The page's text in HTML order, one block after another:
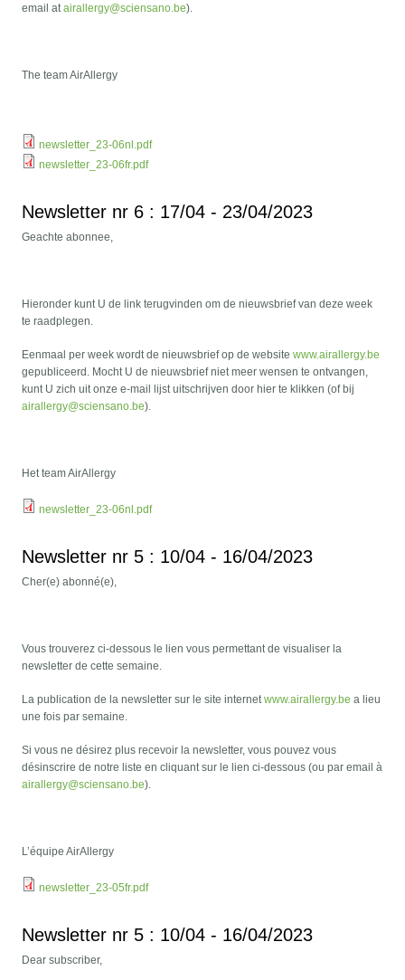
email atairallergy@sciensano.be).
The team AirAllergy
newsletter_23-06nl.pdf
newsletter_23-06fr.pdf
Newsletter nr 6 : 17/04 - 23/04/2023
Geachte abonnee,
Hieronder kunt U de link terugvinden om de nieuwsbrief van deze week
te raadplegen.
Eenmaal per week wordt de nieuwsbrief op de websitewww.airallergy.be
gepubliceerd. Mocht U de nieuwsbrief niet meer wensen te ontvangen,
kunt U zich uit onze e-mail lijst uitschrijven door hier te klikken (of bij
airallergy@sciensano.be).
Het team AirAllergy
newsletter_23-06nl.pdf
Newsletter nr 5 : 10/04 - 16/04/2023
Cher(e) abonné(e),
Vous trouverez ci-dessous le lien vous permettant de visualiser la
newsletter de cette semaine.
La publication de la newsletter sur le site internetwww.airallergy.be a lieu
une fois par semaine.
Si vous ne désirez plus recevoir la newsletter, vous pouvez vous
désinscrire de notre liste en cliquant sur le lien ci-dessous (ou par email à
airallergy@sciensano.be).
L’équipe AirAllergy
newsletter_23-05fr.pdf
Newsletter nr 5 : 10/04 - 16/04/2023
Dear subscriber,